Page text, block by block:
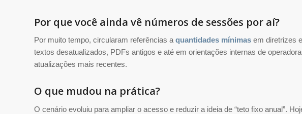
Por que você ainda vê números de sessões por aí?
Por muito tempo, circularam referências a quantidades mínimas em diretrizes
textos desatualizados, PDFs antigos e até em orientações internas de
atualizações mais recentes.
O que mudou na prática?
O cenário evoluiu para ampliar o acesso e reduzir a ideia de “teto fixo anual”.